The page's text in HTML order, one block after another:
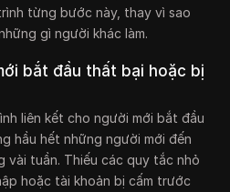
từng bước này, thay vì sao
gì người khác làm.
bắt đầu thất bại hoặc bị
liên kết cho người mới bắt đầu
hầu hết những người mới đến
vài tuần. Thiếu các quy tắc nhỏ
hoặc tài khoản bị cấm trước